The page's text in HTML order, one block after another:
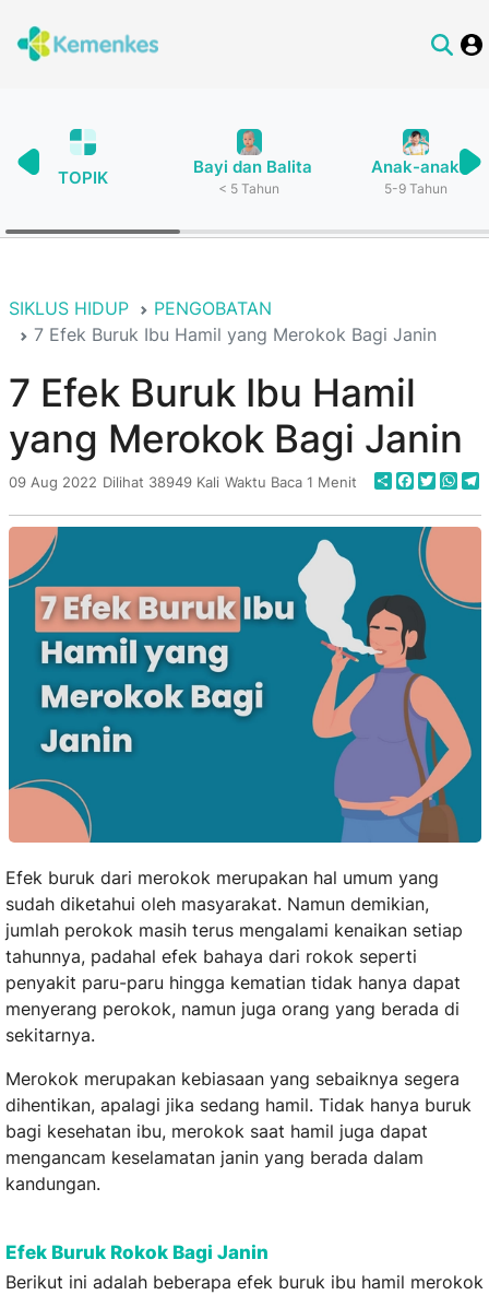
TOPIK
Bayi dan Balita
< 5 Tahun
Anak-anak
5-9 Tahun
SIKLUS HIDUP
PENGOBATAN
7 Efek Buruk Ibu Hamil yang Merokok Bagi Janin
7 Efek Buruk Ibu Hamil
yang Merokok Bagi Janin
09 Aug 2022 Dilihat 38949 Kali Waktu Baca 1 Menit Share
Efek buruk dari merokok merupakan hal umum yang
sudah diketahui oleh masyarakat. Namun demikian,
jumlah perokok masih terus mengalami kenaikan setiap
tahunnya, padahal efek bahaya dari rokok seperti
penyakit paru-paru hingga kematian tidak hanya dapat
menyerang perokok, namun juga orang yang berada di
sekitarnya.
Merokok merupakan kebiasaan yang sebaiknya segera
dihentikan, apalagi jika sedang hamil. Tidak hanya buruk
bagi kesehatan ibu, merokok saat hamil juga dapat
mengancam keselamatan janin yang berada dalam
kandungan.
Efek Buruk Rokok Bagi Janin
Berikut ini adalah beberapa efek buruk ibu hamil merokok